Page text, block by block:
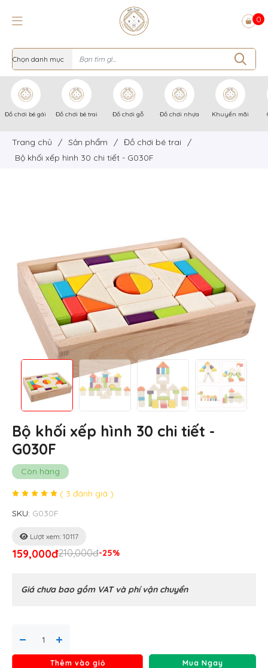
0
Đồ chơi bé gái Đồ chơi bé trai Đồ chơi gỗ Đồ chơi nhựa Khuyến mãi
Trang chủ / Sản phẩm / Đồ chơi bé trai
/
Bộ khối xếp hình 30 chi tiết - G030F
Bộ khối xếp hình 30 chi tiết -
G030F
Còn hàng
( 3 đánh giá )
SKU: G030F
Lượt xem: 10117
159,000đ210,000đ-25%
Giá chưa bao gồm VAT và phí vận chuyển
Thêm vào giỏ Mua Ngay